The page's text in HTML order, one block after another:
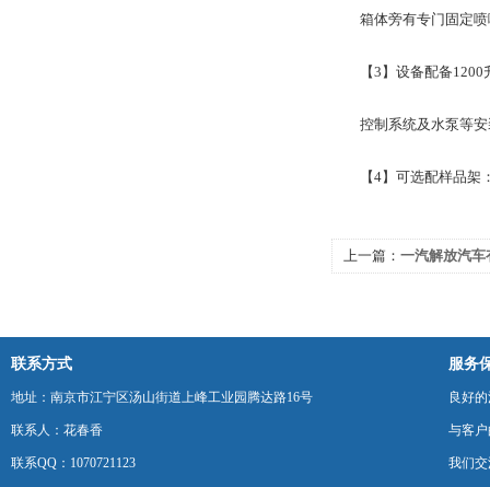
箱体旁有专门固定喷
【3】设备配备1200
控制系统及水泵等安
【4】可选配样品架：
上一篇： 一汽解放汽车
联系方式
地址：南京市江宁区汤山街道上峰工业园腾达路16号
联系人：花春香
联系QQ：1070721123
服务
良好
与客
我们